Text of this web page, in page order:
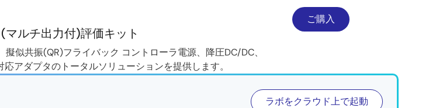
ルチ出力付)評価キット
似共振(QR)フライバック コントローラ電源、降圧DC/DC、
アダプタのトータルソリューションを提供します。
ラボをクラウド上で起動
ご購入